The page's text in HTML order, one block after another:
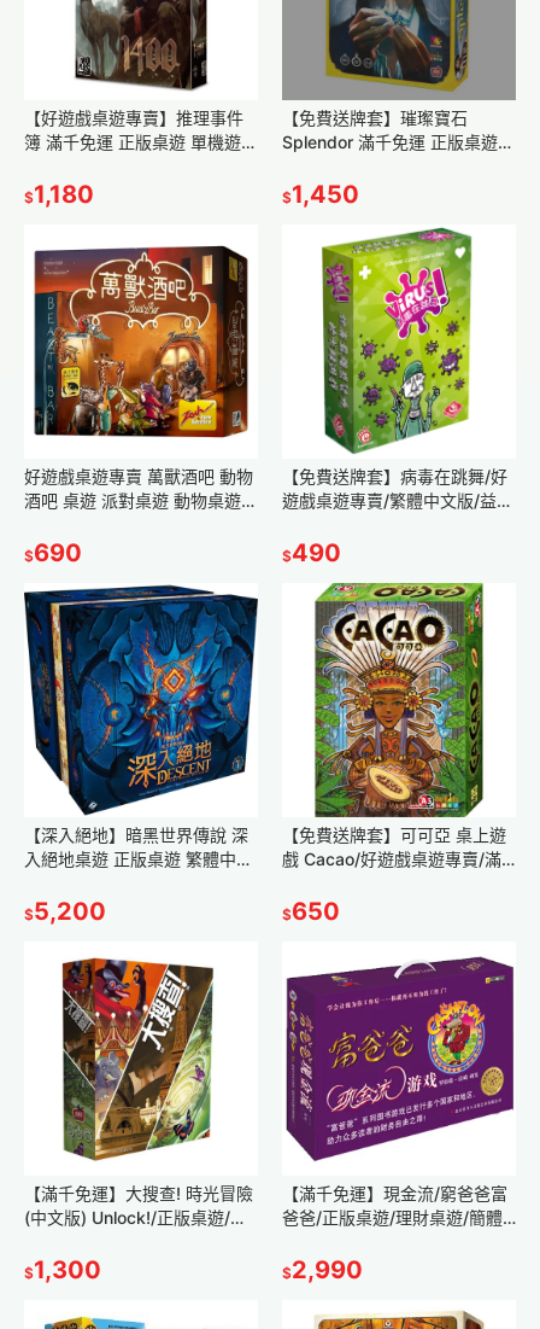
【好遊戲桌遊專賣】推理事件
簿 滿千免運 正版桌遊 單機遊戲
戲 推理 解謎遊戲
$1,180
【免費送牌套】璀璨寶石
Splendor 滿千免運 正版桌遊
遊戲 親子桌遊 教學影片
$1,450
好遊戲桌遊專賣 萬獸酒吧 動物
酒吧 桌遊 派對桌遊 動物桌遊
$690
【免費送牌套】病毒在跳舞/好
遊戲桌遊專賣/繁體中文版/益
戲 附教學
$490
【深入絕地】暗黑世界傳說 深
入絕地桌遊 正版桌遊 繁體中文
本桌遊 角色扮演 RPG桌遊
$5,200
【免費送牌套】可可亞 桌上遊
戲 Cacao/好遊戲桌遊專賣/滿
體中文
$650
【滿千免運】大搜查! 時光冒險
(中文版) Unlock!/正版桌遊/繁
遊戲桌遊專賣
$1,300
【滿千免運】現金流/窮爸爸富
爸爸/正版桌遊/理財桌遊/簡體
門財商課/財務自由
$2,990